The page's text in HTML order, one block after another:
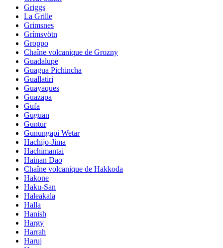
Griggs
La Grille
Grimsnes
Grímsvötn
Groppo
Chaîne volcanique de Grozny
Guadalupe
Guagua Pichincha
Guallatiri
Guayaques
Guazapa
Gufa
Guguan
Guntur
Gunungapi Wetar
Hachijo-Jima
Hachimantai
Hainan Dao
Chaîne volcanique de Hakkoda
Hakone
Haku-San
Haleakala
Halla
Hanish
Hargy
Harrah
Haruj